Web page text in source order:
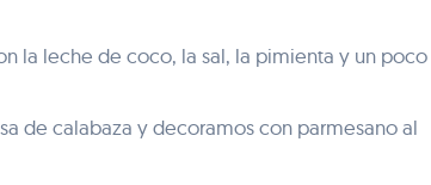
la leche de coco, la sal, la pimienta y un
de calabaza y decoramos con parmesano al